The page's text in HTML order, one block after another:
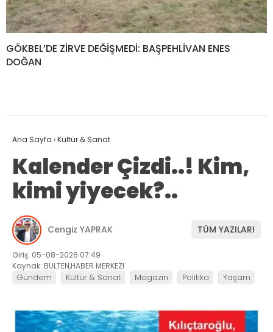
GÖKBEL’DE ZİRVE DEĞİŞMEDİ: BAŞPEHLİVAN ENES
DOĞAN
Ana Sayfa ›Kültür & Sanat
Kalender Çizdi..! Kim,
kimi yiyecek?..
Cengiz YAPRAK TÜM YAZILARI
Giriş: 05-08-2026 07:49
Kaynak: BULTEN,HABER MERKEZI
Gündem Kültür & Sanat Magazin Politika Yaşam